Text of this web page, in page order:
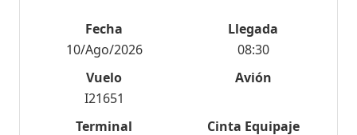
Fecha
10/Ago/2026
Llegada
08:30
Vuelo
I21651
Avión
Terminal
Cinta Equipaje